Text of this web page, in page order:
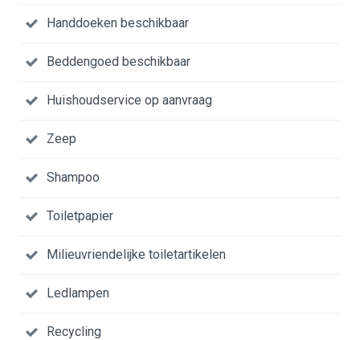
Handdoeken beschikbaar
Beddengoed beschikbaar
Huishoudservice op aanvraag
Zeep
Shampoo
Toiletpapier
Milieuvriendelijke toiletartikelen
Ledlampen
Recycling